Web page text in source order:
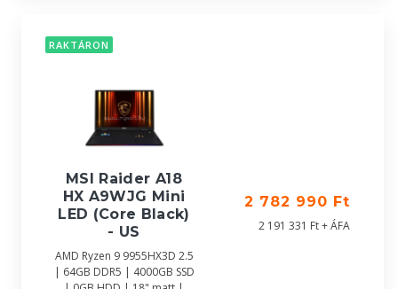
RAKTÁRON
MSI Raider A18
HX A9WJG Mini
LED (Core Black)
- US
AMD Ryzen 9 9955HX3D 2.5
| 64GB DDR5 | 4000GB SSD
2 782 990 Ft
2 191 331 Ft + ÁFA